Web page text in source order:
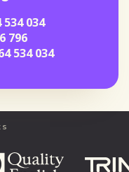
534 034
796
534 034